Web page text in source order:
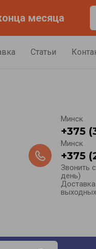
месяца
Статьи
Минск
+375
Минск
+375
Звонить
день)